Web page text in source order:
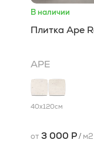
В наличии
Плитка Ape
APE
40x120см
от 3 000 Р/ м2